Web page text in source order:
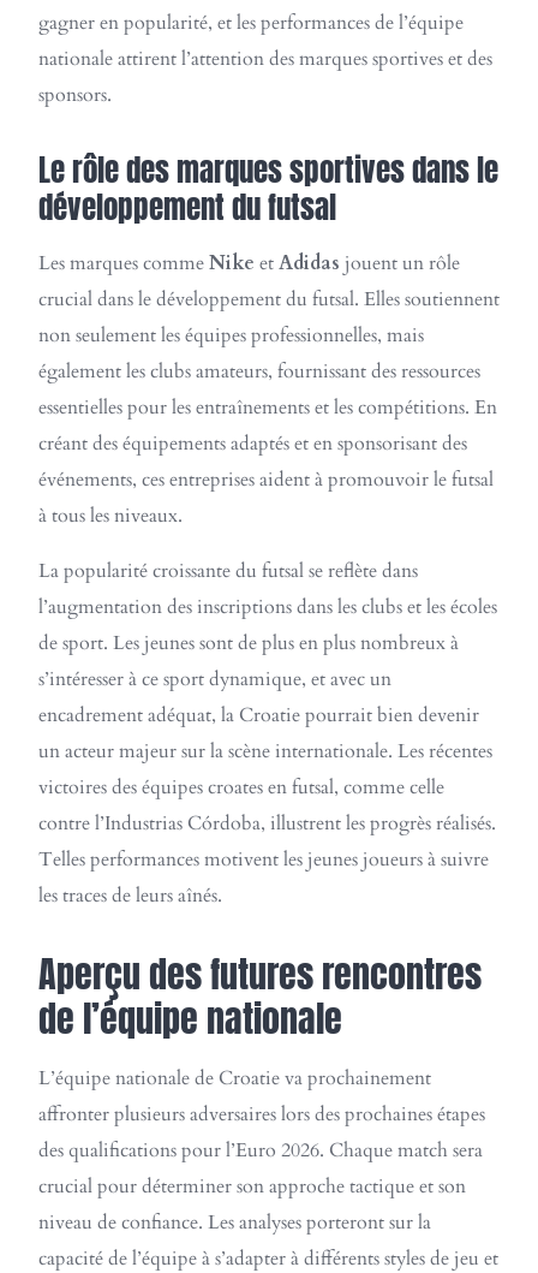
gagner en popularité, et les performances de l’équipe
nationale attirent l’attention des marques sportives et des
sponsors.
Le rôle des marques sportives dans le
développement du futsal
Les marques commeNike etAdidas jouent un rôle
crucial dans le développement du futsal. Elles soutiennent
non seulement les équipes professionnelles, mais
également les clubs amateurs, fournissant des ressources
essentielles pour les entraînements et les compétitions. En
créant des équipements adaptés et en sponsorisant des
événements, ces entreprises aident à promouvoir le futsal
à tous les niveaux.
La popularité croissante du futsal se reflète dans
l’augmentation des inscriptions dans les clubs et les écoles
de sport. Les jeunes sont de plus en plus nombreux à
s’intéresser à ce sport dynamique, et avec un
encadrement adéquat, la Croatie pourrait bien devenir
un acteur majeur sur la scène internationale. Les récentes
victoires des équipes croates en futsal, comme celle
contre l’Industrias Córdoba, illustrent les progrès réalisés.
Telles performances motivent les jeunes joueurs à suivre
les traces de leurs aînés.
Aperçu des futures rencontres
de l’équipe nationale
L’équipe nationale de Croatie va prochainement
affronter plusieurs adversaires lors des prochaines étapes
des qualifications pour l’Euro 2026. Chaque match sera
crucial pour déterminer son approche tactique et son
niveau de confiance. Les analyses porteront sur la
capacité de l’équipe à s’adapter à différents styles de jeu et